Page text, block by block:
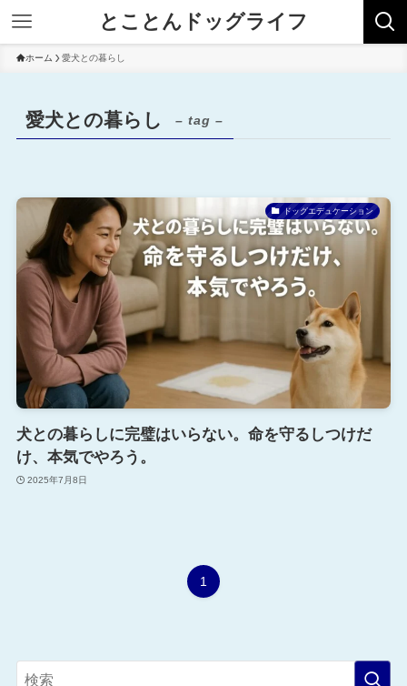
とことんドッグライフ
ホーム 愛犬との暮らし
愛犬との暮らし – tag –
ドッグエデュケーション
犬との暮らしに完璧はいらない。命を守るしつけだ
け、本気でやろう。
2025年7月8日
1